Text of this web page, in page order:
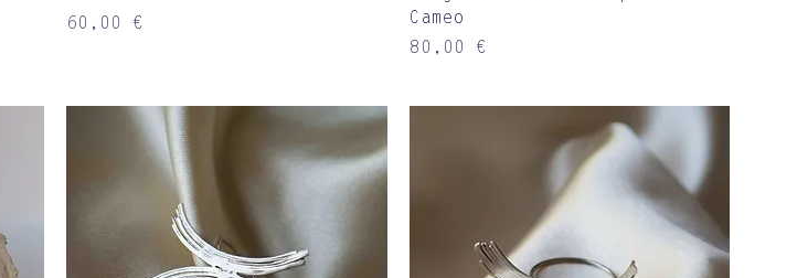
Precio
60,00 €
Cameo
Precio
80,00 €